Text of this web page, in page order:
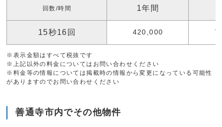
回数/時間 1年間
15秒16回 420,000
※表示金額はすべて税抜です
※上記以外の料金についてはお問い合わせください
※料金等の情報については掲載時の情報から変更になっている可能性
がありますのでお問い合わせください
善通寺市内でその他物件